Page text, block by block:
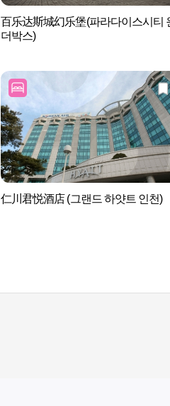
百乐达斯城幻乐堡(파라다이스시티
더박스)
仁川君悦酒店 (그랜드 하얏트 인천)